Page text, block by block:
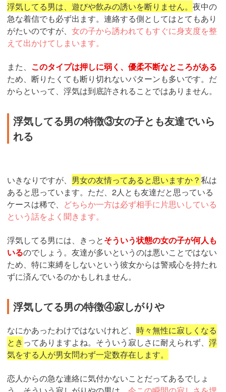
浮気してる男は、遊びや飲みの誘いを断りません。 夜中の
急な着信でも必ず出ます。連絡する側としてはとてもあり
がたいのですが、 女の子から誘われてもすぐに身支度を整
えて出かけてしまいます。
また、 このタイプは押しに弱く、優柔不断なところがある
ため、断りたくても断り切れないパターンも多いです。だ
からといって、浮気は到底許されることではありません。
浮気してる男の特徴③女の子とも友達でいら
れる
いきなりですが、 男女の友情ってあると思いますか？私は
あると思っています。ただ、2人とも友達だと思っている
ケースは稀で、 どちらか一方は必ず相手に片思いしている
という話をよく聞きます。
浮気してる男には、きっとそういう状態の女の子が何人も
いるのでしょう。友達が多いというのは悪いことではない
ため、特に束縛をしないという彼女からは警戒心を持たれ
ずに済んでいるのかもしれません。
浮気してる男の特徴④寂しがりや
なにかあったわけではないけれど、 時々無性に寂しくなる
とき ってありますよね。そういう寂しさに耐えられず、 浮
気をする人が男女問わず一定数存在します。
恋人からの急な連絡に気付かないことだってあるでしょ